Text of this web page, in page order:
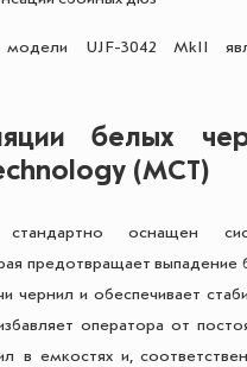
UJF-3042 MkII
белых
(MCT)
оснащен
предотвращает выпадение
чернил и обеспечивает
оператора от
в емкостях и,